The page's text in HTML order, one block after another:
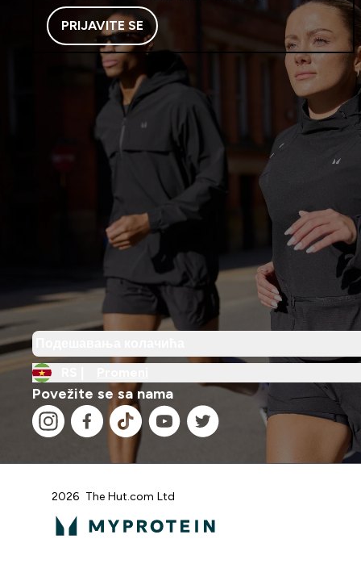
PRIJAVITE SE
Povežite se sa nama
2026 The Hut.com Ltd